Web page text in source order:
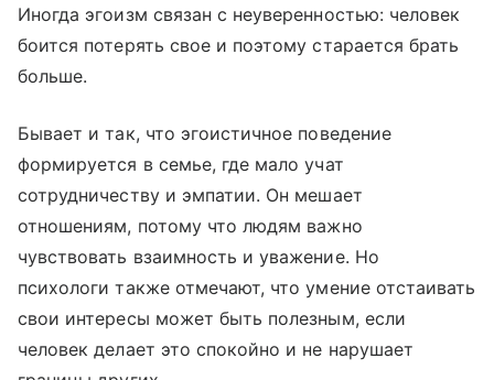
Иногда эгоизм связан с неуверенностью: человек
боится потерять свое и поэтому старается брать
больше.
Бывает и так, что эгоистичное поведение
формируется в семье, где мало учат
сотрудничеству и эмпатии. Он мешает
отношениям, потому что людям важно
чувствовать взаимность и уважение. Но
психологи также отмечают, что умение отстаивать
свои интересы может быть полезным, если
человек делает это спокойно и не нарушает